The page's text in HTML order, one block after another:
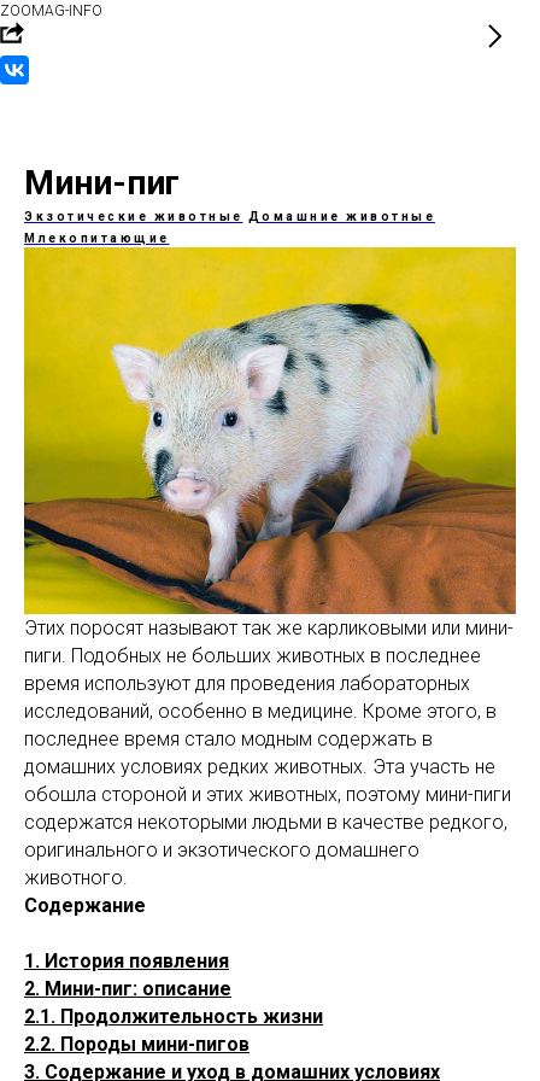
ZOOMAG-INFO
Мини-пиг
Экзотические животные
Домашние животные
Млекопитающие
Этих поросят называют так же карликовыми или мини-
пиги. Подобных не больших животных в последнее
время используют для проведения лабораторных
исследований, особенно в медицине. Кроме этого, в
последнее время стало модным содержать в
домашних условиях редких животных. Эта участь не
обошла стороной и этих животных, поэтому мини-пиги
содержатся некоторыми людьми в качестве редкого,
оригинального и экзотического домашнего
животного.
Содержание
1. История появления
2. Мини-пиг: описание
2.1. Продолжительность жизни
2.2. Породы мини-пигов
3. Содержание и уход в домашних условиях